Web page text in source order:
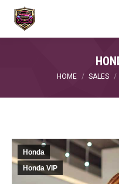
You are here:
HOME SALES
Honda
Honda VIP